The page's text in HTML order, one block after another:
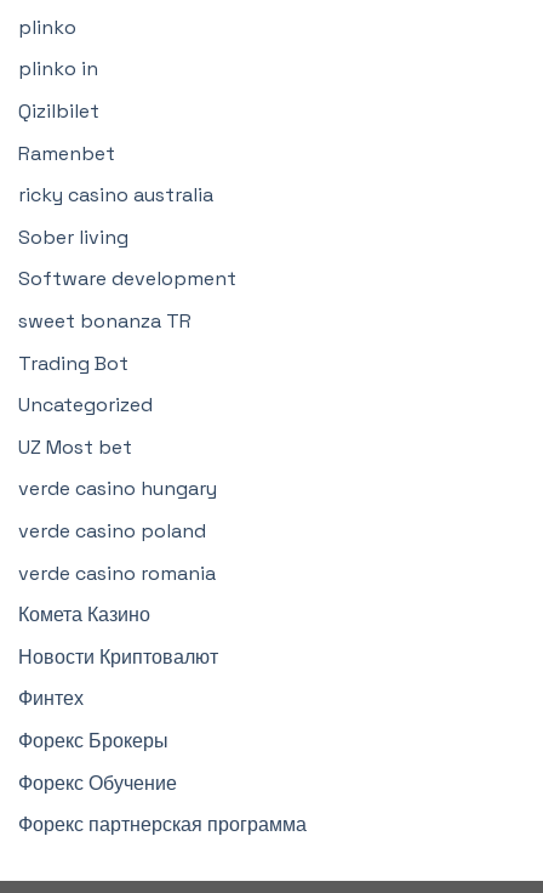
plinko
plinko in
Qizilbilet
Ramenbet
ricky casino australia
Sober living
Software development
sweet bonanza TR
Trading Bot
Uncategorized
UZ Most bet
verde casino hungary
verde casino poland
verde casino romania
Комета Казино
Новости Криптовалют
Финтех
Форекс Брокеры
Форекс Обучение
Форекс партнерская программа